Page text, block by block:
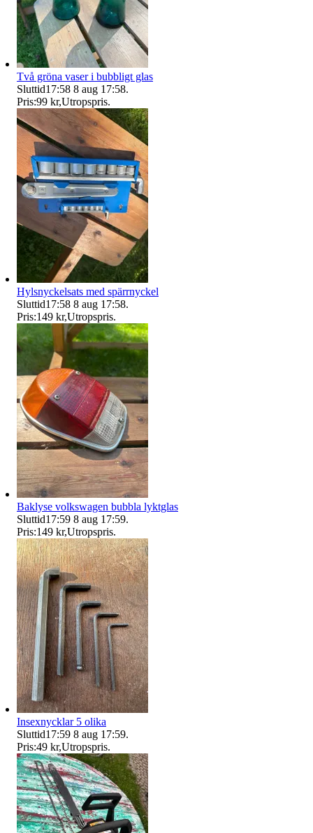
Två gröna vaser i bubbligt glas
Sluttid17:58 8 aug 17:58.
Pris:99 kr,Utropspris.
Hylsnyckelsats med spärrnyckel
Sluttid17:58 8 aug 17:58.
Pris:149 kr,Utropspris.
Baklyse volkswagen bubbla lyktglas
Sluttid17:59 8 aug 17:59.
Pris:149 kr,Utropspris.
Insexnycklar 5 olika
Sluttid17:59 8 aug 17:59.
Pris:49 kr,Utropspris.